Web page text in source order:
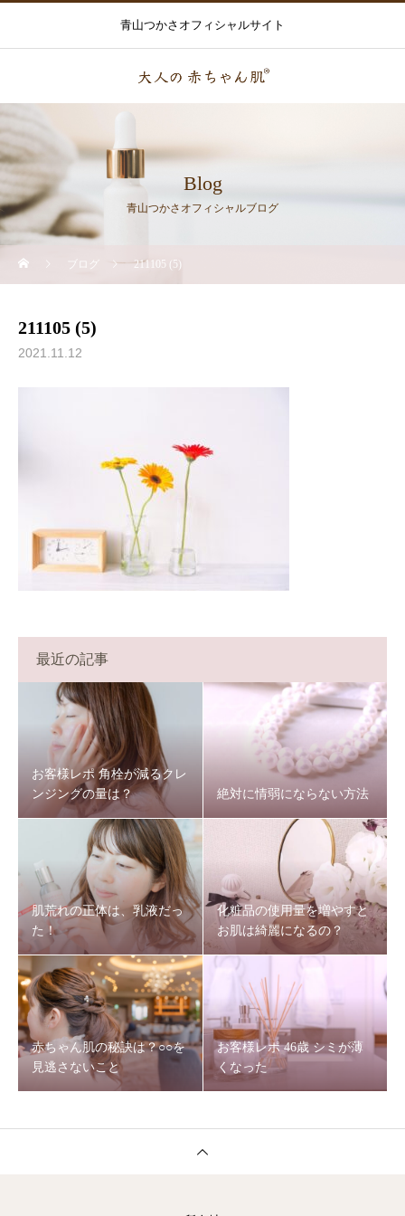
青山つかさオフィシャルサイト
Blog
青山つかさオフィシャルブログ
ブログ 211105 (5)
211105 (5)
2021.11.12
最近の記事
お客様レポ 角栓が減るクレ
ンジングの量は？
絶対に情弱にならない方法
肌荒れの正体は、乳液だっ
た！
化粧品の使用量を増やすと
お肌は綺麗になるの？
赤ちゃん肌の秘訣は？○○を
見逃さないこと
お客様レポ 46歳 シミが薄
くなった